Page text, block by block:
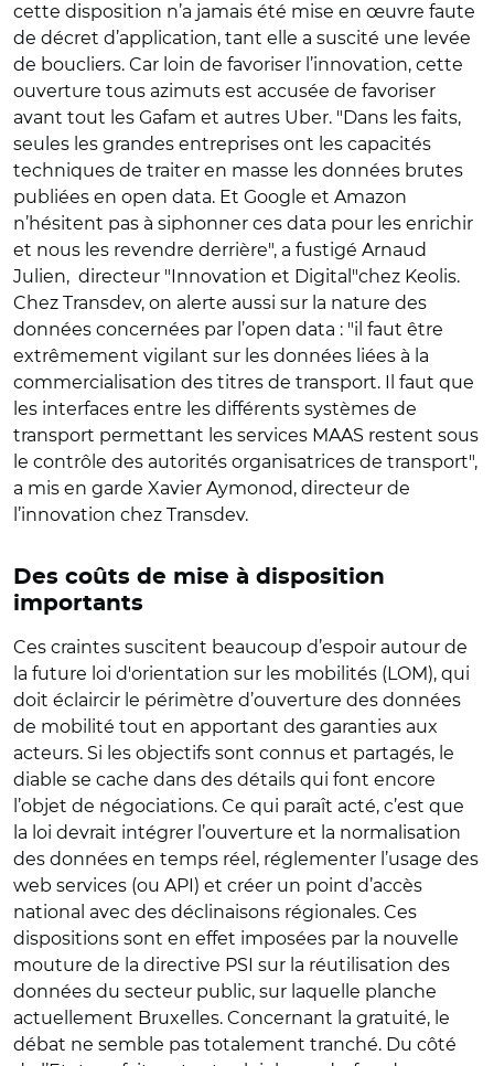
cette disposition n’a jamais été mise en œuvre faute
de décret d’application, tant elle a suscité une levée
de boucliers. Car loin de favoriser l’innovation, cette
ouverture tous azimuts est accusée de favoriser
avant tout les Gafam et autres Uber. "Dans les faits,
seules les grandes entreprises ont les capacités
techniques de traiter en masse les données brutes
publiées en open data. Et Google et Amazon
n’hésitent pas à siphonner ces data pour les enrichir
et nous les revendre derrière", a fustigé Arnaud
Julien, directeur "Innovation et Digital"chez Keolis.
Chez Transdev, on alerte aussi sur la nature des
données concernées par l’open data : "il faut être
extrêmement vigilant sur les données liées à la
commercialisation des titres de transport. Il faut que
les interfaces entre les différents systèmes de
transport permettant les services MAAS restent sous
le contrôle des autorités organisatrices de transport",
a mis en garde Xavier Aymonod, directeur de
l’innovation chez Transdev.
Des coûts de mise à disposition
importants
Ces craintes suscitent beaucoup d’espoir autour de
la future loi d'orientation sur les mobilités (LOM), qui
doit éclaircir le périmètre d’ouverture des données
de mobilité tout en apportant des garanties aux
acteurs. Si les objectifs sont connus et partagés, le
diable se cache dans des détails qui font encore
l’objet de négociations. Ce qui paraît acté, c’est que
la loi devrait intégrer l’ouverture et la normalisation
des données en temps réel, réglementer l’usage des
web services (ou API) et créer un point d’accès
national avec des déclinaisons régionales. Ces
dispositions sont en effet imposées par la nouvelle
mouture de la directive PSI sur la réutilisation des
données du secteur public, sur laquelle planche
actuellement Bruxelles. Concernant la gratuité, le
débat ne semble pas totalement tranché. Du côté